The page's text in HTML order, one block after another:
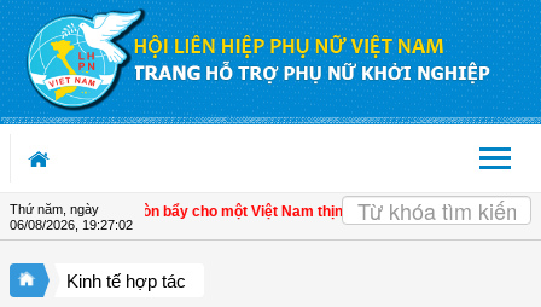
Truy cập nội dung luôn
Thứ năm, ngày
06/08/2026 19:27:02
tế tư nhân - Đòn bẩy cho một Việt Nam thịnh vượng | Hội LHPN tỉnh Kiên
Kinh tế hợp tác